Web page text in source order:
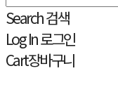
Search검색
Log In로그인
Cart장바구니